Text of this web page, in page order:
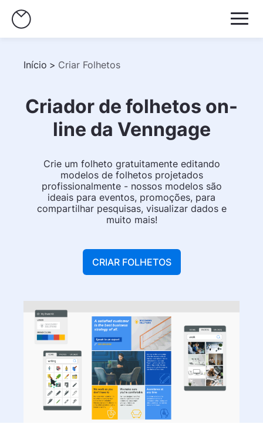
Início > Criar Folhetos
Criador de folhetos on-
line da Venngage
Crie um folheto gratuitamente editando
modelos de folhetos projetados
profissionalmente - nossos modelos são
ideais para eventos, promoções, para
compartilhar pesquisas, visualizar dados e
muito mais!
CRIAR FOLHETOS